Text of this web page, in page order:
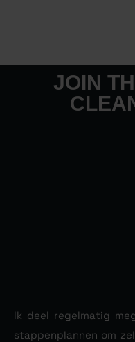
JOIN
Ik deel regelmatig
stappenplannen om